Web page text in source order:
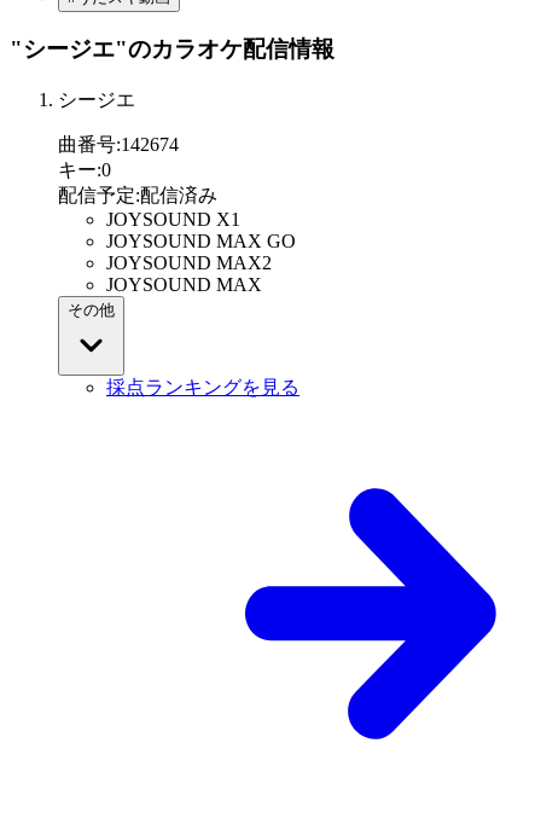
"シージエ"のカラオケ配信情報
シージエ
曲番号:142674
キー:0
配信予定:配信済み
JOYSOUND X1
JOYSOUND MAX GO
JOYSOUND MAX2
JOYSOUND MAX
その他
採点ランキングを見る